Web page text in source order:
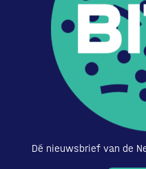
Dé nieuwsbrief van de